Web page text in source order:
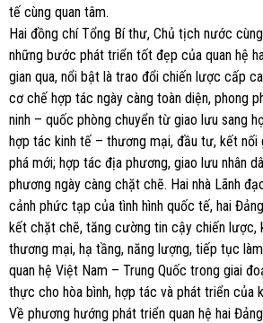
tế cùng quan tâm.
Hai đồng chí Tổng Bí thư, Chủ tịch nước
những bước phát triển tốt đẹp của quan hệ
gian qua, nổi bật là trao đổi chiến lược cấp
cơ chế hợp tác ngày càng toàn diện, phong
ninh – quốc phòng chuyển từ giao lưu sang
hợp tác kinh tế – thương mại, đầu tư, kết nối
phá mới; hợp tác địa phương, giao lưu nhân
phương ngày càng chặt chẽ. Hai nhà Lãnh
cảnh phức tạp của tình hình quốc tế, hai
kết chặt chẽ, tăng cường tin cậy chiến lược,
thương mại, hạ tầng, năng lượng, tiếp tục
quan hệ Việt Nam – Trung Quốc trong giai
thực cho hòa bình, hợp tác và phát triển của
Về phương hướng phát triển quan hệ hai